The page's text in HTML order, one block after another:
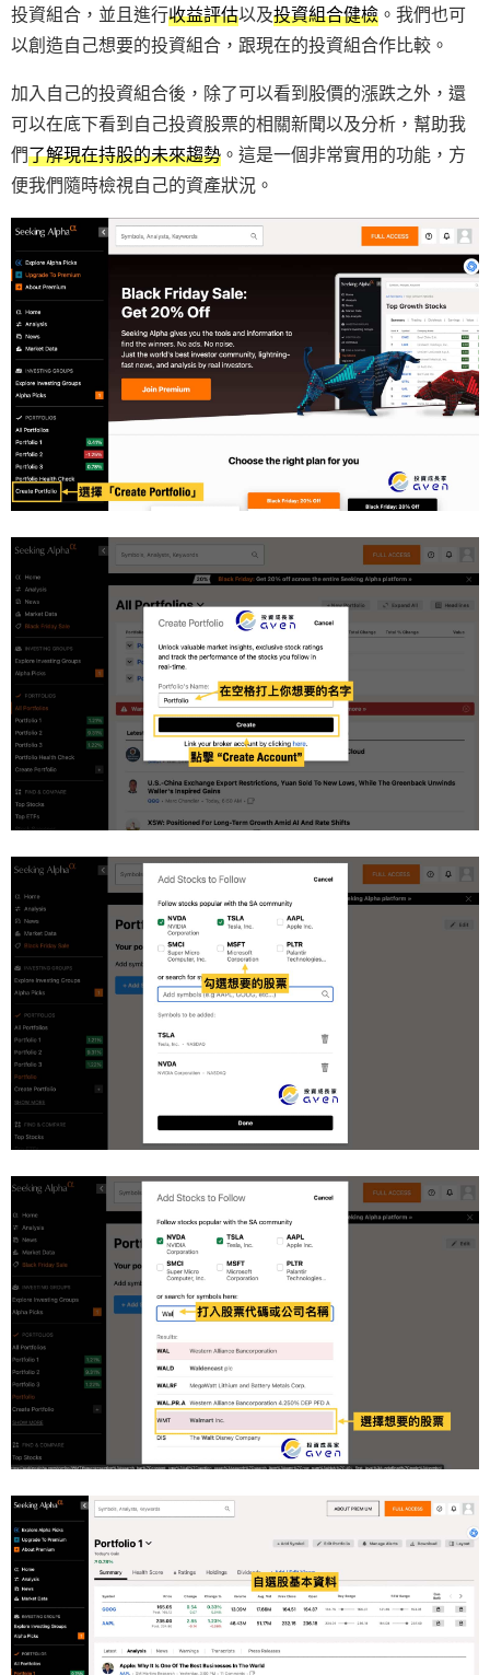
投資組合，並且進行收益評估以及投資組合健檢 。我們也可
以創造自己想要的投資組合，跟現在的投資組合作比較。
加入自己的投資組合後，除了可以看到股價的漲跌之外，還
可以在底下看到自己投資股票的相關新聞以及分析，幫助我
們了解現在持股的未來趨勢 。這是一個非常實用的功能，方
便我們隨時檢視自己的資產狀況。